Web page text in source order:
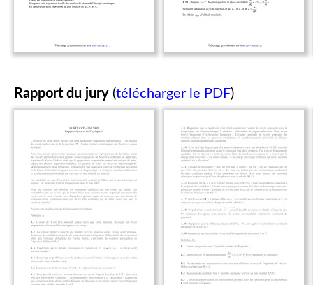
Rapport du jury (télécharger le PDF)